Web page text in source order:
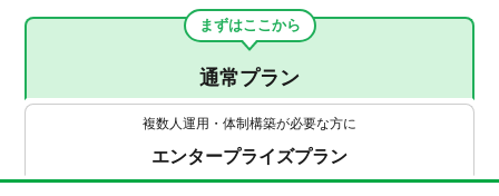
まずはここから
通常プラン
複数人運用・体制構築が必要な方に
エンタープライズプラン